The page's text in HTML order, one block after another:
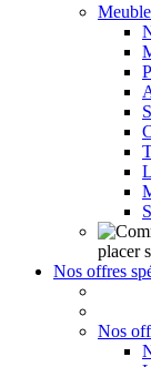
placer
Nos offres
Nos